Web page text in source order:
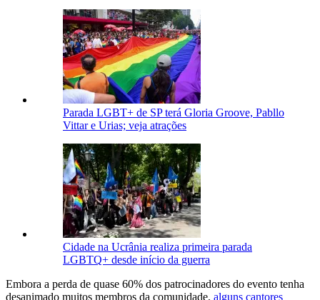
Parada LGBT+ de SP terá Gloria Groove, Pabllo
Vittar e Urias; veja atrações
Cidade na Ucrânia realiza primeira parada
LGBTQ+ desde início da guerra
Embora a perda de quase 60% dos patrocinadores do evento tenha
desanimado muitos membros da comunidade, alguns cantores